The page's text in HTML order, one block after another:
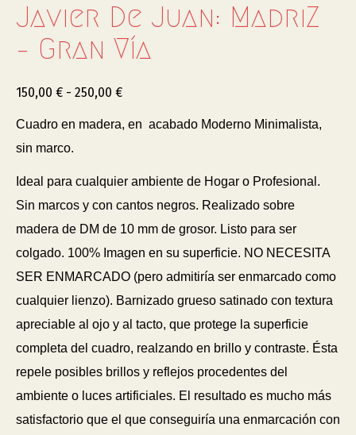
Javier De Juan: MadriZ
– Gran Vía
150,00 € - 250,00 €
Cuadro en madera, en acabado Moderno Minimalista,
sin marco.
Ideal para cualquier ambiente de Hogar o Profesional.
Sin marcos y con cantos negros. Realizado sobre
madera de DM de 10 mm de grosor. Listo para ser
colgado. 100% Imagen en su superficie. NO NECESITA
SER ENMARCADO (pero admitiría ser enmarcado como
cualquier lienzo). Barnizado grueso satinado con textura
apreciable al ojo y al tacto, que protege la superficie
completa del cuadro, realzando en brillo y contraste. Ésta
repele posibles brillos y reflejos procedentes del
ambiente o luces artificiales. El resultado es mucho más
satisfactorio que el que conseguiría una enmarcación con